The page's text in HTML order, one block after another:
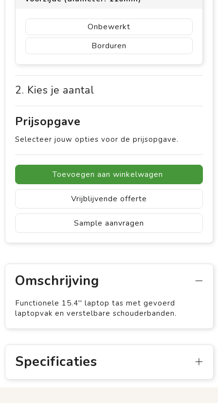
Onbewerkt
Borduren
2. Kies je aantal
Prijsopgave
Selecteer jouw opties voor de prijsopgave.
Toevoegen aan winkelwagen
Vrijblijvende offerte
Sample aanvragen
Omschrijving
Functionele 15.4'' laptop tas met gevoerd
laptopvak en verstelbare schouderbanden.
Specificaties